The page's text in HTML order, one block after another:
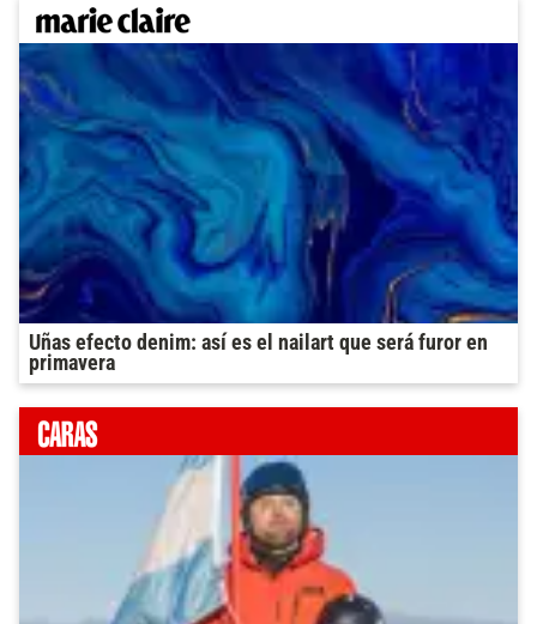
Uñas efecto denim: así es el nailart que será furor en
primavera